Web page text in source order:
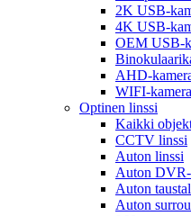
2K USB-
4K USB-
OEM USB-
AHD-
WIFI-
Optinen linssi
Kaikki
CCTV linssi
Auton linssi
Auton
Auton
Auton